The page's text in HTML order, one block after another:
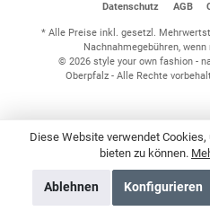
Datenschutz
AGB
* Alle Preise inkl. gesetzl.
Nachnahmegebühren,
© 2026 style your own fashion -
Oberpfalz - Alle Rechte
Diese Website verwendet
bieten zu können.
Ablehnen Konfigurieren